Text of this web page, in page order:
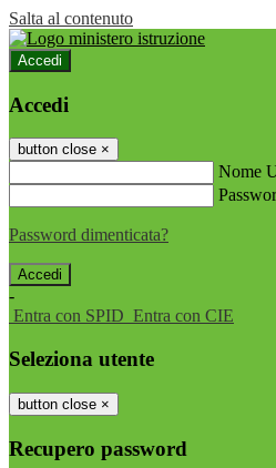
Salta al contenuto
Accedi
Accedi
button close ×
Nome
Password dimenticata?
-
Entra con SPID Entra con CIE
Seleziona utente
button close ×
Recupero password